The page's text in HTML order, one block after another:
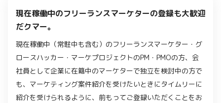
現在稼働中のフリーランスマーケターの登録も大歓迎
だクマー。
現在稼働中（常駐中も含む）のフリーランスマーケター・グ
ロースハッカー・マーケプロジェクトのPM・PMOの方、会
社員として企業に在籍中のマーケターで独立を検討中の方で
も、マーケティング案件紹介を受けたいときにタイムリーに
紹介を受けられるように、前もってご登録いただくことをお